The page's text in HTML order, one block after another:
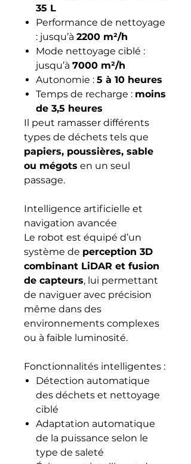
35 L
Performance de nettoyage
: jusqu’à 2200 m²/h
Mode nettoyage ciblé :
jusqu’à 7000 m²/h
Autonomie : 5 à 10 heures
Temps de recharge : moins
de 3,5 heures
Il peut ramasser différents
types de déchets tels que
papiers, poussières, sable
ou mégots en un seul
passage.
Intelligence artificielle et
navigation avancée
Le robot est équipé d’un
système de perception 3D
combinant LiDAR et fusion
de capteurs, lui permettant
de naviguer avec précision
même dans des
environnements complexes
ou à faible luminosité.
Fonctionnalités intelligentes :
Détection automatique
des déchets et nettoyage
ciblé
Adaptation automatique
de la puissance selon le
type de saleté